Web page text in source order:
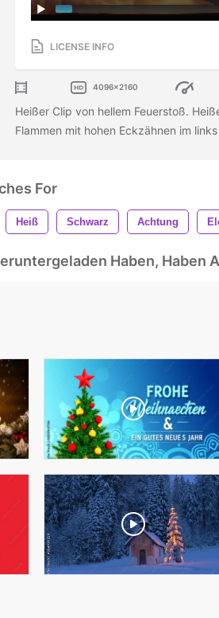
LICENSE INFO
4096x2160
Heißer Clip von hellem Feuerstoß.
Flammen mit hohen Eckzähnen im
For
Heiß Schwarz Achtung
Haben, Haben